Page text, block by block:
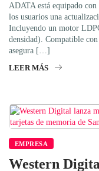
ADATA está equipado
los usuarios una
Incluyendo un motor
densidad). Compatible
asegura […]
LEER MÁS
EMPRESA
Western